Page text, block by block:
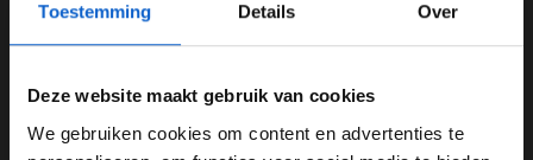
Toestemming Details Over
Deze website maakt gebruik van cookies
We gebruiken cookies om content en advertenties te